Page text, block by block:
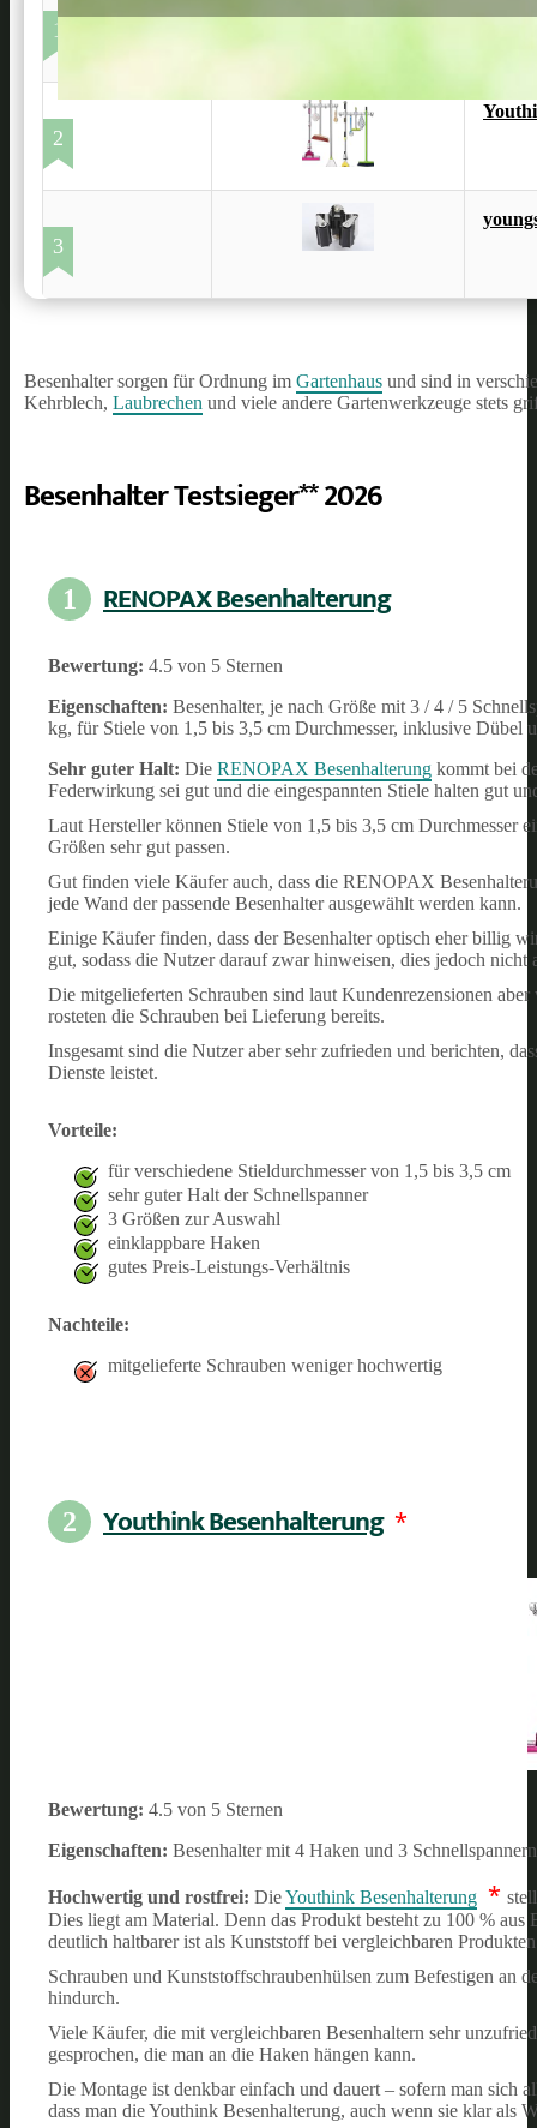
1
2
3
Besenhalter sorgen für Ordnung im Gartenhaus und sind in
Kehrblech, Laubrechen und viele andere Gartenwerkzeuge stets
Besenhalter Testsieger** 2026
1 RENOPAX Besenhalterung
Bewertung: 4.5 von 5 Sternen
Eigenschaften: Besenhalter, je nach Größe mit 3 / 4 / 5
kg, für Stiele von 1,5 bis 3,5 cm Durchmesser, inklusive Dübel
Sehr guter Halt: Die RENOPAX Besenhalterung kommt bei
Federwirkung sei gut und die eingespannten Stiele halten gut
Laut Hersteller können Stiele von 1,5 bis 3,5 cm Durchmesser
Größen sehr gut passen.
Gut finden viele Käufer auch, dass die RENOPAX
jede Wand der passende Besenhalter ausgewählt werden kann.
Einige Käufer finden, dass der Besenhalter optisch eher billig
gut, sodass die Nutzer darauf zwar hinweisen, dies jedoch
Die mitgelieferten Schrauben sind laut Kundenrezensionen
rosteten die Schrauben bei Lieferung bereits.
Insgesamt sind die Nutzer aber sehr zufrieden und berichten,
Dienste leistet.
Vorteile:
für verschiedene Stieldurchmesser von 1,5 bis 3,5 cm
sehr guter Halt der Schnellspanner
3 Größen zur Auswahl
einklappbare Haken
gutes Preis-Leistungs-Verhältnis
Nachteile:
mitgelieferte Schrauben weniger hochwertig
2 Youthink Besenhalterung *
Bewertung: 4.5 von 5 Sternen
Eigenschaften: Besenhalter mit 4 Haken und 3
Hochwertig und rostfrei: DieYouthink Besenhalterung *
Dies liegt am Material. Denn das Produkt besteht zu 100 %
deutlich haltbarer ist als Kunststoff bei vergleichbaren
Schrauben und Kunststoffschraubenhülsen zum Befestigen an
hindurch.
Viele Käufer, die mit vergleichbaren Besenhaltern sehr
gesprochen, die man an die Haken hängen kann.
Die Montage ist denkbar einfach und dauert – sofern man sich
dass man die Youthink Besenhalterung, auch wenn sie klar als